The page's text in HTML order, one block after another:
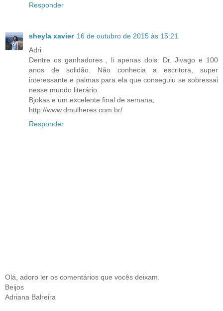
Responder
sheyla xavier 16 de outubro de 2015 às 15:21
Adri
Dentre os ganhadores , li apenas dois: Dr. Jivago e 100
anos de solidão. Não conhecia a escritora, super
interessante e palmas para ela que conseguiu se sobressai
nesse mundo literário.
Bjokas e um excelente final de semana,
http://www.dmulheres.com.br/
Responder
Olá, adoro ler os comentários que vocês deixam.
Beijos
Adriana Balreira